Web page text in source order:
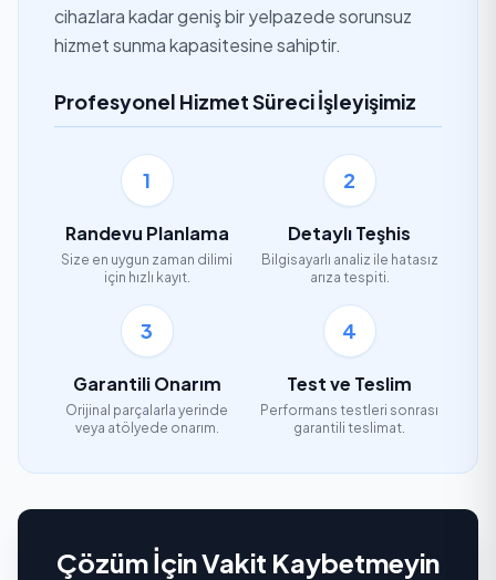
cihazlara kadar geniş bir yelpazede sorunsuz
hizmet sunma kapasitesine sahiptir.
Profesyonel Hizmet Süreci İşleyişimiz
1
Randevu Planlama
Size en uygun zaman dilimi
için hızlı kayıt.
2
Detaylı Teşhis
Bilgisayarlı analiz ile hatasız
arıza tespiti.
3
Garantili Onarım
Orijinal parçalarla yerinde
veya atölyede onarım.
4
Test ve Teslim
Performans testleri sonrası
garantili teslimat.
Çözüm İçin Vakit Kaybetmeyin